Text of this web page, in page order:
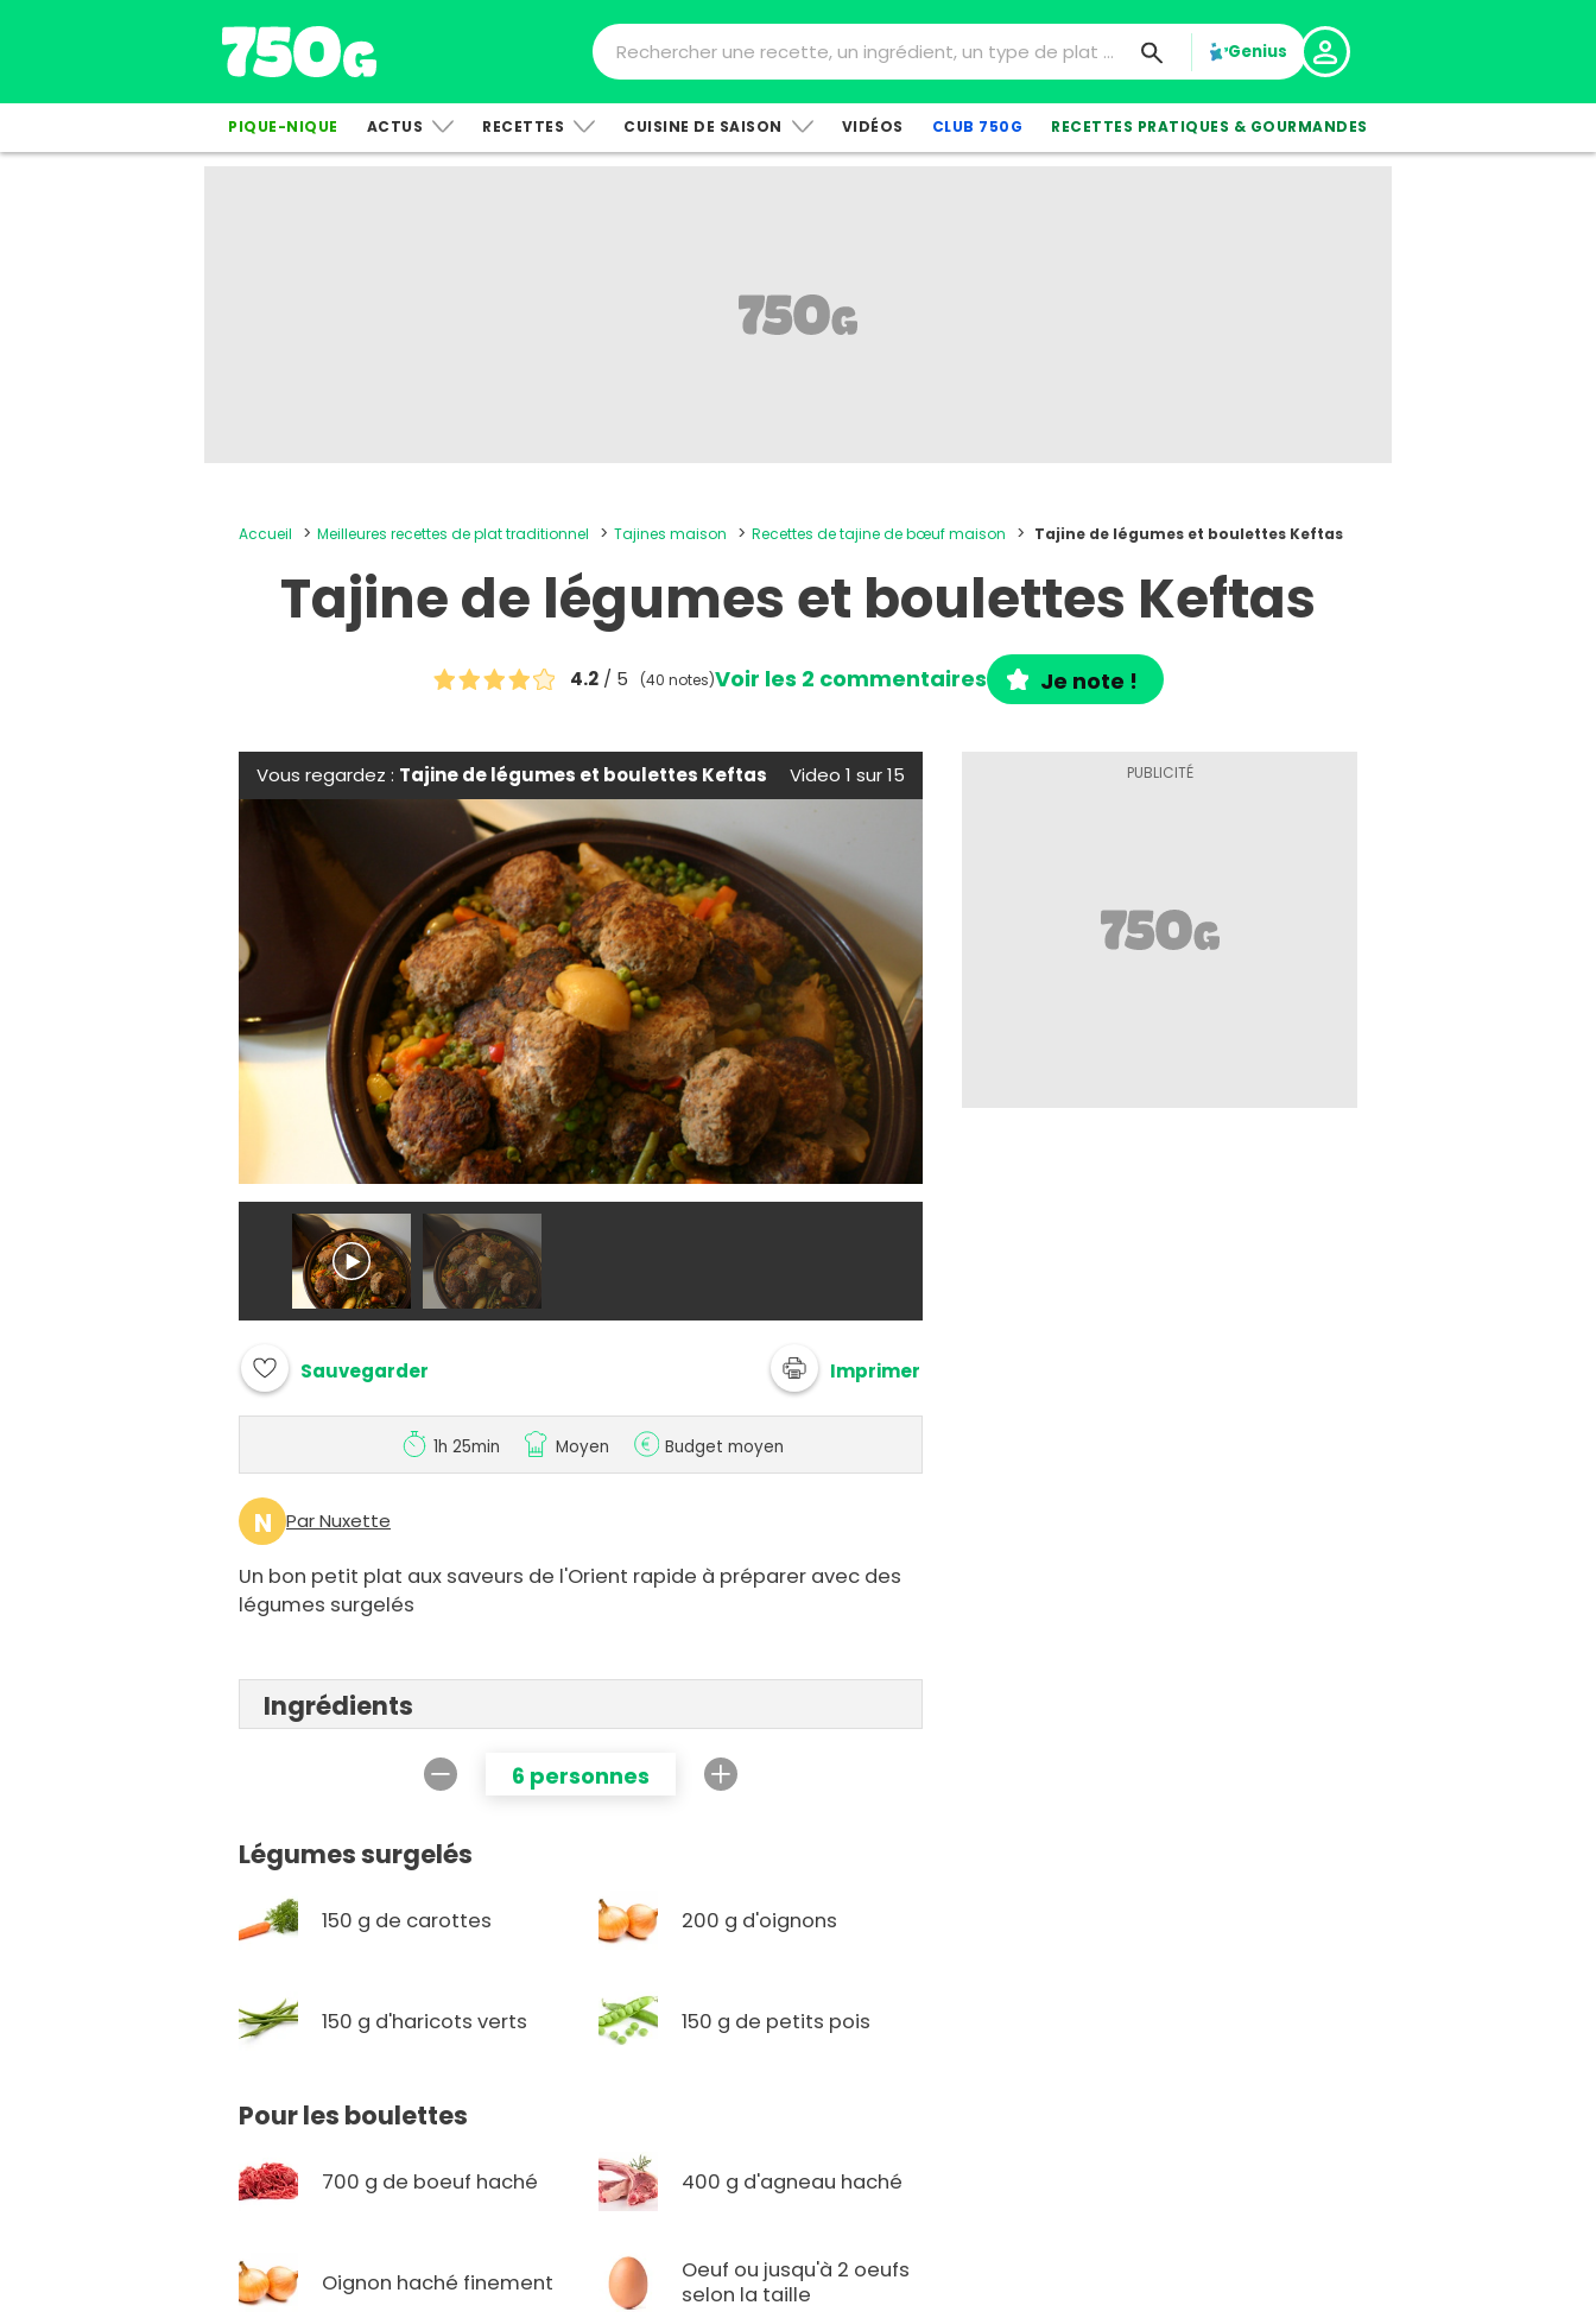
Genius
PIQUE-NIQUE ACTUS RECETTES CUISINE DE SAISON VIDÉOS CLUB 750G RECETTES PRATIQUES & GOURMANDES
Accueil Meilleures recettes de plat traditionnel Tajines maison Recettes de tajine de bœuf maison Tajine de légumes et boulettes Keftas
Tajine de légumes et boulettes Keftas
4.2/ 5 (40 notes)Voir les 2 commentaires Je note !
Vous regardez : Tajine de légumes et boulettes Keftas Video 1 sur 15
Sauvegarder Imprimer
1h 25min Moyen Budget moyen
N Par Nuxette
Un bon petit plat aux saveurs de l'Orient rapide à préparer avec des
légumes surgelés
Ingrédients
6 personnes
Légumes surgelés
150 g de carottes 200 g d'oignons
150 g d'haricots verts 150 g de petits pois
Pour les boulettes
700 g de boeuf haché 400 g d'agneau haché
Oignon haché finement
Oeuf ou jusqu'à 2 oeufs
selon la taille